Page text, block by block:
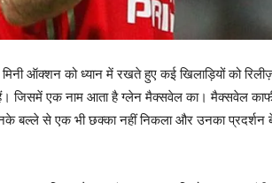
ऑक्शन को ध्यान में रखते हुए कई खिलाड़ियों को
जिसमें एक नाम आता है ग्लेन मैक्सवेल का। मैक्सवेल काफी
बल्ले से एक भी छक्का नहीं निकला और उनका प्रदर्शन